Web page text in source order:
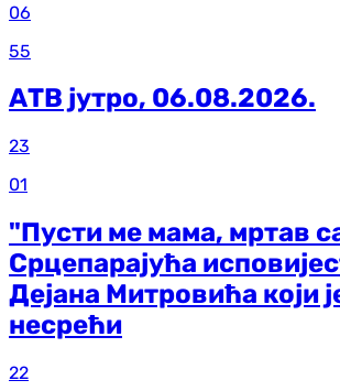
06
55
АТВ јутро, 06.08.2026.
23
01
"Пусти ме мама, мртав
Срцепарајућа
Дејана Митровића који
несрећи
22